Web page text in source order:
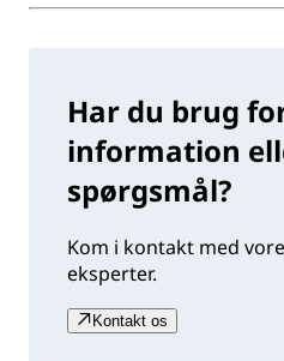
Har du brug
information
spørgsmål?
Kom i kontakt med
eksperter.
Kontakt os